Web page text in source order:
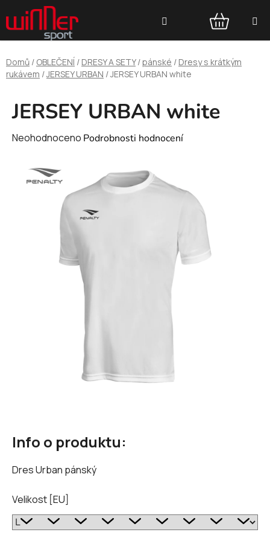
na
obsah
NÁKUPNÍ
KOŠÍK
Domů / OBLEČENÍ / DRESY A SETY /pánské / Dresy s krátkým
rukávem /JERSEY URBAN /JERSEY URBAN white
Info o produktu:
Dres Urban pánský
Velikost [EU]
JERSEY URBAN white
Průměrné
produktu
Neohodnoceno Podrobnosti hodnocení